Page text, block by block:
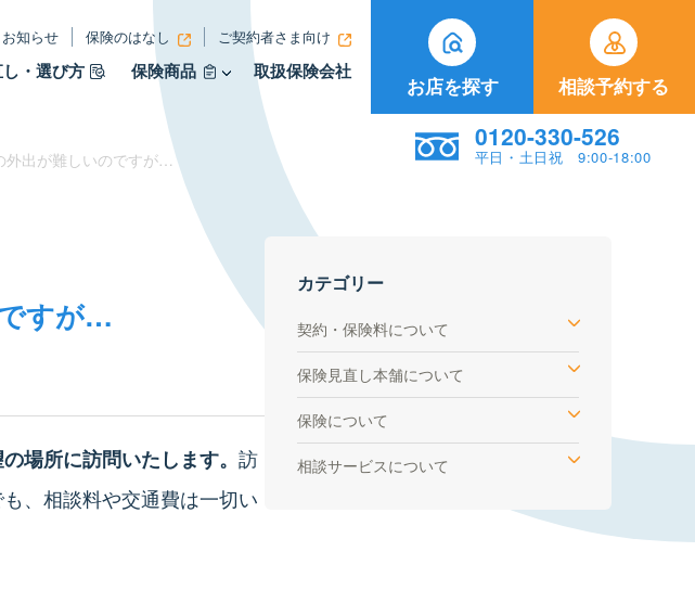
お知らせ 保険のはなし ご契約者さま向け
し・選び方 保険商品 取扱保険会社
お店を探す 相談予約する
0120-330-526
平日・土日祝 9:00-18:00
外出が難しいのですが…
すが…
場所に訪問いたします。 訪
、相談料や交通費は一切い
カテゴリー
契約・保険料について
保険見直し本舗について
保険について
相談サービスについて